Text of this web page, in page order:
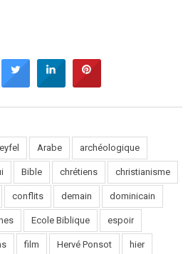
Arabe archéologique
Bible chrétiens christianisme
conflits demain dominicain
Ecole Biblique espoir
film Hervé Ponsot hier